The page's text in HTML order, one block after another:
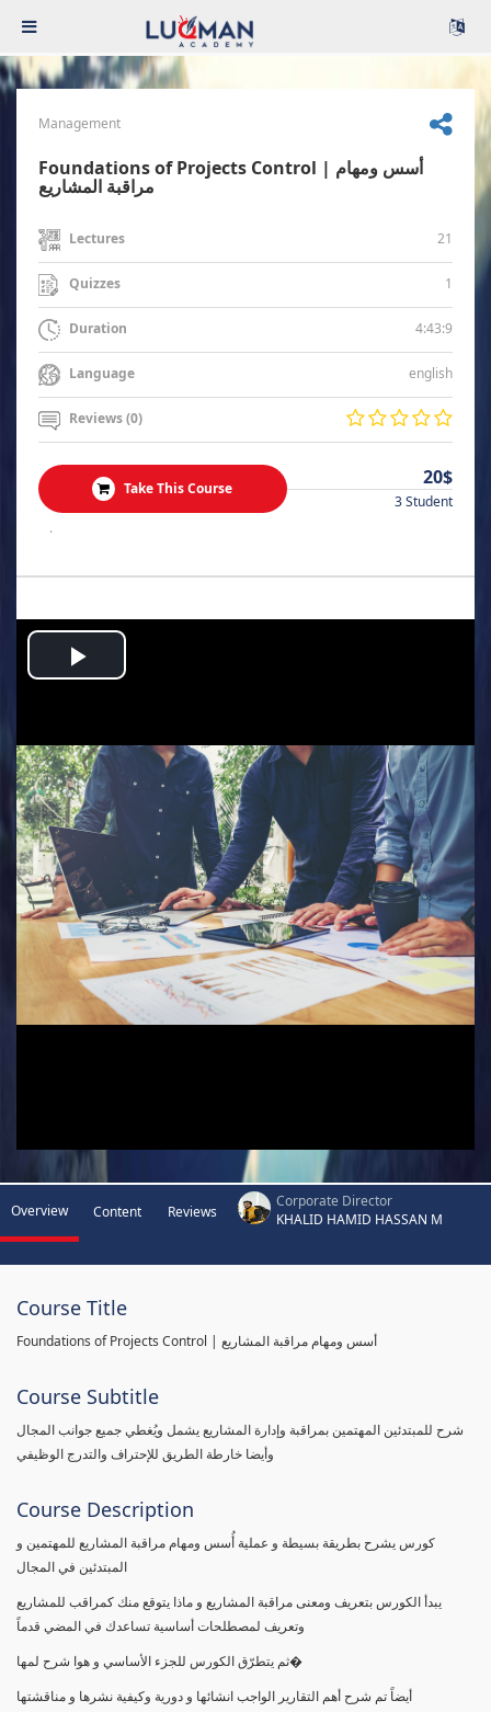
Management
Foundations of Projects Control | أسس ومهام
مراقبة المشاريع
Lectures 21
Quizzes 1
Duration 4:43:9
Language english
Reviews (0)
Take This Course 20$
3 Student
.
Play
Overview Content Reviews
Corporate Director
KHALID HAMID HASSAN M
Course Title
Foundations of Projects Control | أسس ومهام مراقبة المشاريع
Course Subtitle
شرح للمبتدئين المهتمين بمراقبة وإدارة المشاريع يشمل ويُغطي جميع جوانب المجال
وأيضا خارطة الطريق للإحتراف والتدرج الوظيفي
Course Description
كورس يشرح بطريقة بسيطة و عملية أُسس ومهام مراقبة المشاريع للمهتمين و
المبتدئين في المجال
يبدأ الكورس بتعريف ومعنى مراقبة المشاريع و ماذا يتوقع منك كمراقب للمشاريع
وتعريف لمصطلحات أساسية تساعدك في المضي قدماً
ثم يتطرّق الكورس للجزء الأساسي و هوا شرح لمها�
أيضاً تم شرح أهم التقارير الواجب انشائها و دورية وكيفية نشرها و مناقشتها